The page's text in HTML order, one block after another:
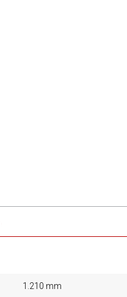
1.210 mm